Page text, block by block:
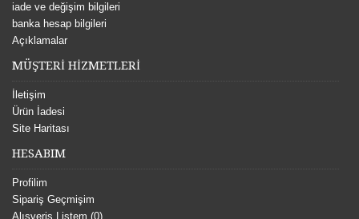
iade ve değişim bilgileri
banka hesap bilgileri
Açıklamalar
MÜŞTERİ HİZMETLERİ
İletişim
Ürün İadesi
Site Haritası
HESABIM
Profilim
Sipariş Geçmişim
Alışveriş Listem (0)